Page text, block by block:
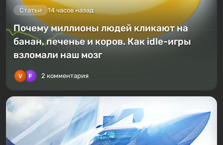
Статьи 14 часов назад
Почему миллионы людей кликают на
банан, печенье и коров. Как idle-игры
взломали наш мозг
2 комментария